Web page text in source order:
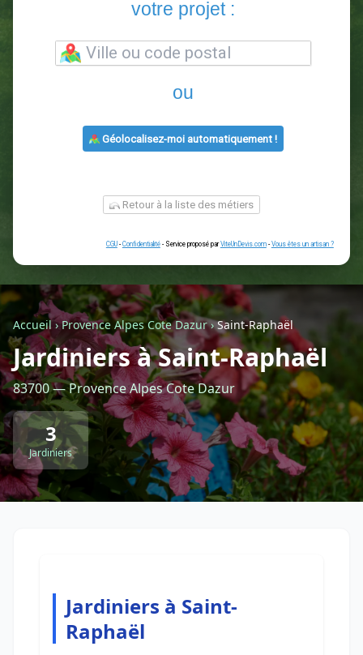
votre projet :
ou
Géolocalisez-moi automatiquement !
Retour à la liste des métiers
CGU-Confidentialité- Service proposé par ViteUnDevis.com-Vous
Accueil›Provence Alpes Cote Dazur›Saint-Raphaël
Jardiniers à Saint-Raphaël
83700 — Provence Alpes Cote Dazur
3
Jardiniers
Jardiniers à Saint-
Raphaël